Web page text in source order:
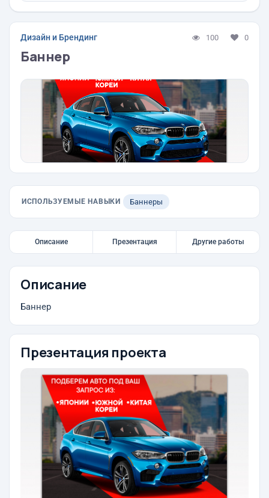
Дизайн и Брендинг 100 0
Баннер
ИСПОЛЬЗУЕМЫЕ НАВЫКИ Баннеры
Описание Презентация Другие работы
Описание
Баннер
Презентация проекта